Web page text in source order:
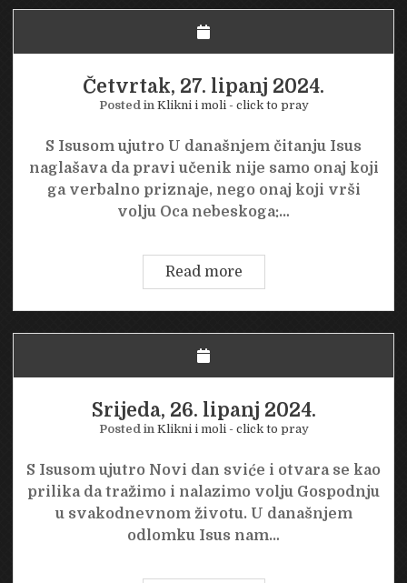
2024.
Četvrtak, 27. lipanj 2024.
Posted in Klikni i moli - click to pray
S Isusom ujutro U današnjem čitanju Isus
naglašava da pravi učenik nije samo onaj koji
ga verbalno priznaje, nego onaj koji vrši
volju Oca nebeskoga:…
Read moreČetvrtak,
27.
lipanj
2024.
Srijeda, 26. lipanj 2024.
Posted in Klikni i moli - click to pray
S Isusom ujutro Novi dan sviće i otvara se kao
prilika da tražimo i nalazimo volju Gospodnju
u svakodnevnom životu. U današnjem
odlomku Isus nam…